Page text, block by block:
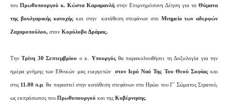
του Πρωθυπουργού κ. Κώστα Καραμανλή στην Επιμνημόσυνη Δέηση για τα Θύματα
της βουλγαρικής κατοχής και στην κατάθεση στεφάνων στο Μνημείο των αδερφών
Ζαχαροπούλου, στον Κορύλοβο Δράμας.
ΤηνΤρίτη 30 Σεπτεμβρίου ο κ. Υπουργόςθα παρακολουθήσει τη Δοξολογία για την
ημέρα μνήμης των Εθνικών μας ευεργετών στον Ιερό Ναό Της Του Θεού Σοφίαςκαι
στις 11.00 π.μ. θα παραστεί στην κατάθεση στεφάνων στο Ηρώο του Γ´ Σώματος Στρατού,
ως εκπρόσωπος του Πρωθυπουργού και της Κυβέρνησης.